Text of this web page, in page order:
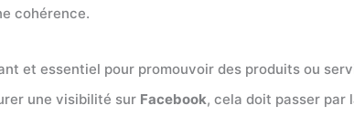
cohérence.
et essentiel pour promouvoir des produits ou
une visibilité sur Facebook, cela doit passer par